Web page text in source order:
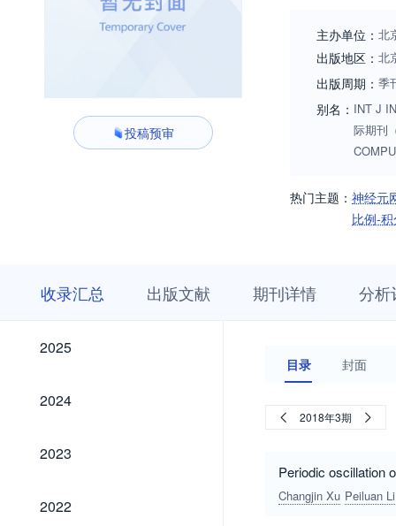
投稿预审
and Cybernetics
can be adopted
Algorithms,
Intelligent
主办单位： 北
出版地区： 北
出版周期： 季
别名： INT J
际期刊
热门主题： 神经元
比例-
收录汇总 出版文献 期刊详情 分析
2025
2025
2024
2024
2023
2023
2022
2022
目录 封面
2018年3期
Periodic oscillation
Changjin Xu Peiluan Li